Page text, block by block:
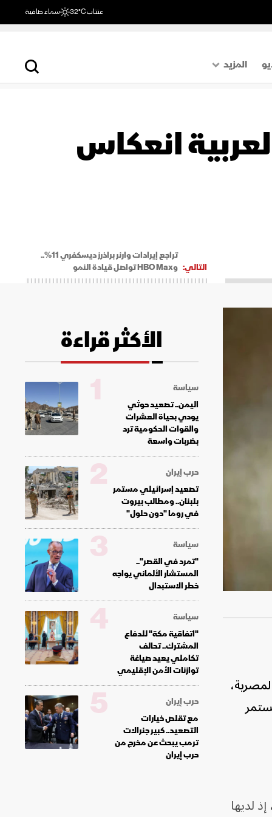
عنتاب32°C سماء صافية
المزيد
اقتصاد
رياضة
انعكاس
التالي:
تراجع إيرادات وارنر براذرز ديسكفري 11%..
وHBO Max تواصل قيادة النمو
تستمر
"الموسيقى العربية"، بعد غياب نحو 5 أعوام، إذ لديها
الأكثر قراءة
سياسة
اليمن.. تصعيد حوثي
يودي بحياة العشرات
والقوات الحكومية ترد
بضربات واسعة
1
حرب إيران
تصعيد إسرائيلي مستمر
بلبنان.. ومطالب بيروت
في روما "دون حلول"
2
سياسة
"تمرد في القصر"..
المستشار الألماني يواجه
خطر الاستبدال
3
سياسة
"اتفاقية مكة" للدفاع
المشترك.. تحالف
تكاملي يعيد صياغة
توازنات الأمن الإقليمي
4
حرب إيران
مع تقلص خيارات
التصعيد.. كبير جنرالات
ترمب يبحث عن مخرج من
حرب إيران
5